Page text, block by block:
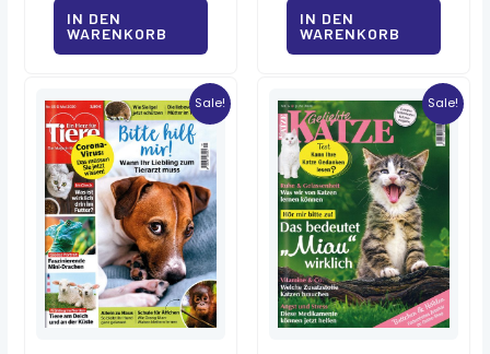
IN DEN
WARENKORB
IN DEN
WARENKORB
Sale!
Ursprünglicher
war:
4,20 €
Aktueller
Preis
ist:
0,65 €.
Sale!
Ursprünglicher
4,20 €
Aktueller
Preis
ist:
0,70 €.